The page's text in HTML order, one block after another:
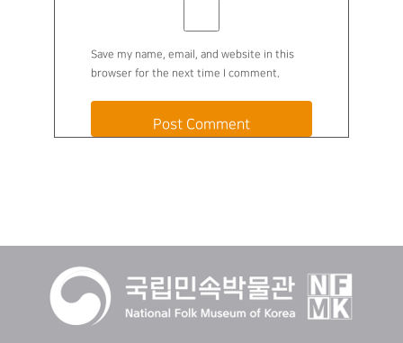
Save my name, email, and website in this
browser for the next time I comment.